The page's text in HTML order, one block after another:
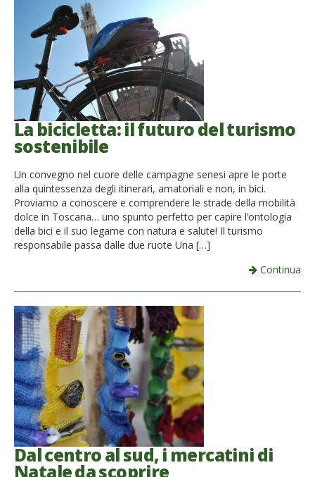
La bicicletta: il futuro del turismo
sostenibile
Un convegno nel cuore delle campagne senesi apre le porte
alla quintessenza degli itinerari, amatoriali e non, in bici.
Proviamo a conoscere e comprendere le strade della mobilità
dolce in Toscana… uno spunto perfetto per capire l’ontologia
della bici e il suo legame con natura e salute! Il turismo
responsabile passa dalle due ruote Una […]
Continua
Dal centro al sud, i mercatini di
Natale da scoprire